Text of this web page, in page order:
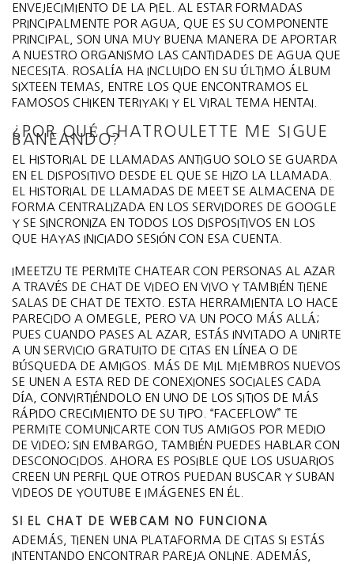
ENVEJECIMIENTO DE LA PIEL. AL ESTAR FORMADAS
PRINCIPALMENTE POR AGUA, QUE ES SU COMPONENTE
PRINCIPAL, SON UNA MUY BUENA MANERA DE APORTAR
A NUESTRO ORGANISMO LAS CANTIDADES DE AGUA QUE
NECESITA. ROSALÍA HA INCLUIDO EN SU ÚLTIMO ÁLBUM
SIXTEEN TEMAS, ENTRE LOS QUE ENCONTRAMOS EL
FAMOSOS CHIKEN TERIYAKI Y EL VIRAL TEMA HENTAI.
¿POR QUÉ CHATROULETTE ME SIGUE
BANEANDO?
EL HISTORIAL DE LLAMADAS ANTIGUO SOLO SE GUARDA
EN EL DISPOSITIVO DESDE EL QUE SE HIZO LA LLAMADA.
EL HISTORIAL DE LLAMADAS DE MEET SE ALMACENA DE
FORMA CENTRALIZADA EN LOS SERVIDORES DE GOOGLE
Y SE SINCRONIZA EN TODOS LOS DISPOSITIVOS EN LOS
QUE HAYAS INICIADO SESIÓN CON ESA CUENTA.
IMEETZU TE PERMITE CHATEAR CON PERSONAS AL AZAR
A TRAVÉS DE CHAT DE VIDEO EN VIVO Y TAMBIÉN TIENE
SALAS DE CHAT DE TEXTO. ESTA HERRAMIENTA LO HACE
PARECIDO A OMEGLE, PERO VA UN POCO MÁS ALLÁ;
PUES CUANDO PASES AL AZAR, ESTÁS INVITADO A UNIRTE
A UN SERVICIO GRATUITO DE CITAS EN LÍNEA O DE
BÚSQUEDA DE AMIGOS. MÁS DE MIL MIEMBROS NUEVOS
SE UNEN A ESTA RED DE CONEXIONES SOCIALES CADA
DÍA, CONVIRTIÉNDOLO EN UNO DE LOS SITIOS DE MÁS
RÁPIDO CRECIMIENTO DE SU TIPO. “FACEFLOW” TE
PERMITE COMUNICARTE CON TUS AMIGOS POR MEDIO
DE VIDEO; SIN EMBARGO, TAMBIÉN PUEDES HABLAR CON
DESCONOCIDOS. AHORA ES POSIBLE QUE LOS USUARIOS
CREEN UN PERFIL QUE OTROS PUEDAN BUSCAR Y SUBAN
VIDEOS DE YOUTUBE E IMÁGENES EN ÉL.
SI EL CHAT DE WEBCAM NO FUNCIONA
ADEMÁS, TIENEN UNA PLATAFORMA DE CITAS SI ESTÁS
INTENTANDO ENCONTRAR PAREJA ONLINE. ADEMÁS,